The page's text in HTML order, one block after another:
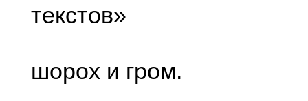
текстов»
шорох и гром.